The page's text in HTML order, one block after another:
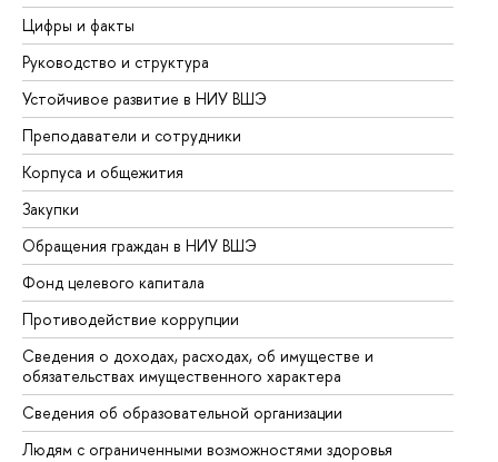
Цифры и факты
Руководство и структура
Устойчивое развитие в НИУ ВШЭ
Преподаватели и сотрудники
Корпуса и общежития
Закупки
Обращения граждан в НИУ ВШЭ
Фонд целевого капитала
Противодействие коррупции
Сведения о доходах, расходах, об имуществе и
обязательствах имущественного характера
Сведения об образовательной организации
Людям с ограниченными возможностями здоровья